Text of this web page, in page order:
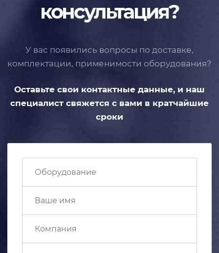
консультация?
У вас появились вопросы по доставке,
комплектации, применимости оборудования?
Оставьте свои контактные данные, и наш
специалист свяжется с вами в кратчайшие
сроки